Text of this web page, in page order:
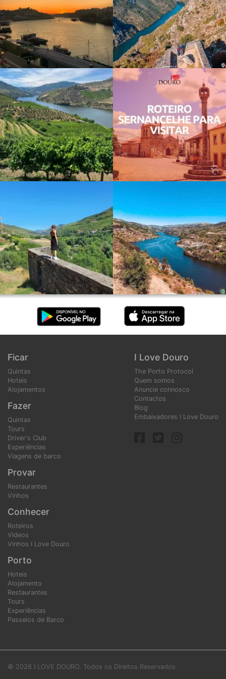
I Love Douro
The Porto Protocol
Quem somos
Anuncie connosco
Contactos
Blog
Embaixadores I Love Douro
Ficar
Quintas
Hoteis
Alojamentos
Fazer
Quintas
Tours
Driver's Club
Experiências
Viagens de barco
Provar
Restaurantes
Vinhos
Conhecer
Roteiros
Videos
Vinhos I Love Douro
Porto
Hoteis
Alojamento
Restaurantes
Tours
Experiências
Passeios de Barco
© 2026 I LOVE DOURO. Todos os Direitos Reservados